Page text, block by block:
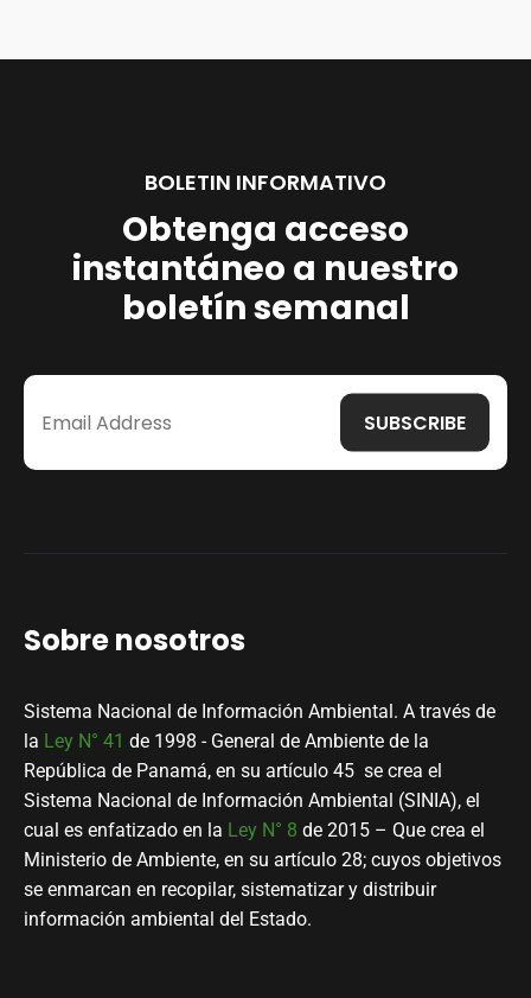
BOLETIN INFORMATIVO
Obtenga acceso
instantáneo a nuestro
boletín semanal
Sobre nosotros
Sistema Nacional de Información Ambiental. A través de
la Ley N° 41 de 1998 - General de Ambiente de la
República de Panamá, en su artículo 45 se crea el
Sistema Nacional de Información Ambiental (SINIA), el
cual es enfatizado en la Ley N° 8 de 2015 – Que crea el
Ministerio de Ambiente, en su artículo 28; cuyos objetivos
se enmarcan en recopilar, sistematizar y distribuir
información ambiental del Estado.